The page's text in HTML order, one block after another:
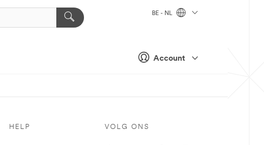
Account
BE - NL
HELP VOLG ONS